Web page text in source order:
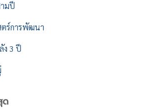
มปี
ร์การพัฒนา
ง 3 ปี
ด